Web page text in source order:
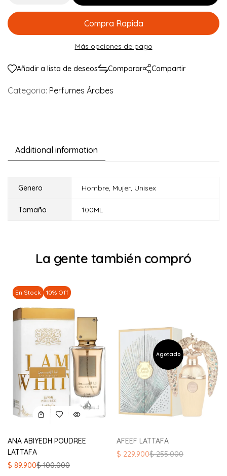
Compra Rapida
Más opciones de pago
Añadir a lista de deseos Comparar Compartir
Categoria: Perfumes Árabes
Additional information
Genero Hombre, Mujer, Unisex
Tamaño 100ML
La gente también compró
En Stock 10% Off
ANA ABIYEDH POUDREE
LATTAFA
$100.000
El
$ 89.900
El
AFEEF LATTAFA
$255.000
El
$ 229.900
El